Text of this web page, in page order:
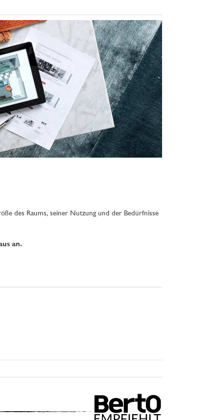
des Raums, seiner Nutzung und der Bedürfnisse
an.